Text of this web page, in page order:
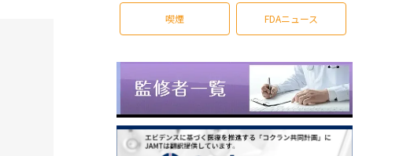
喫煙 FDAニュース